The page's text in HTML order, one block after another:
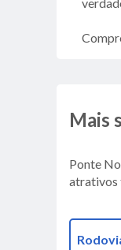
Mais
Ponte
atrativos